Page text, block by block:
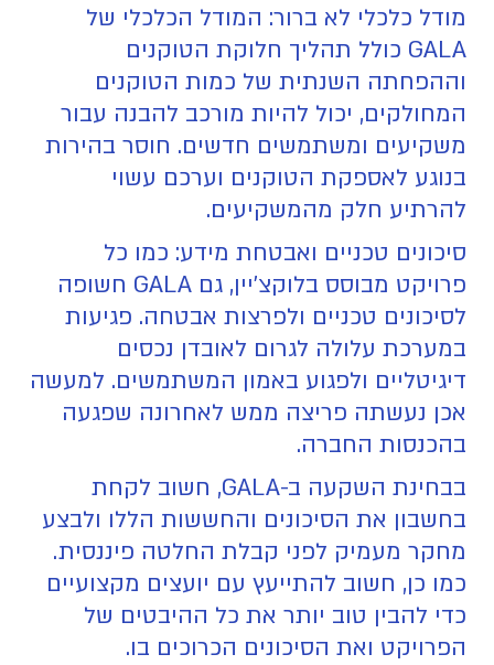
מודל כלכלי לא ברור: המודל הכלכלי של
GALA כולל תהליך חלוקת הטוקנים
וההפחתה השנתית של כמות הטוקנים
המחולקים, יכול להיות מורכב להבנה עבור
משקיעים ומשתמשים חדשים. חוסר בהירות
בנוגע לאספקת הטוקנים וערכם עשוי
להרתיע חלק מהמשקיעים.
סיכונים טכניים ואבטחת מידע: כמו כל
פרויקט מבוסס בלוקצ'יין, גם GALA חשופה
לסיכונים טכניים ולפרצות אבטחה. פגיעות
במערכת עלולה לגרום לאובדן נכסים
דיגיטליים ולפגוע באמון המשתמשים. למעשה
אכן נעשתה פריצה ממש לאחרונה שפגעה
בהכנסות החברה.
בבחינת השקעה ב-GALA, חשוב לקחת
בחשבון את הסיכונים והחששות הללו ולבצע
מחקר מעמיק לפני קבלת החלטה פיננסית.
כמו כן, חשוב להתייעץ עם יועצים מקצועיים
כדי להבין טוב יותר את כל ההיבטים של
הפרויקט ואת הסיכונים הכרוכים בו.